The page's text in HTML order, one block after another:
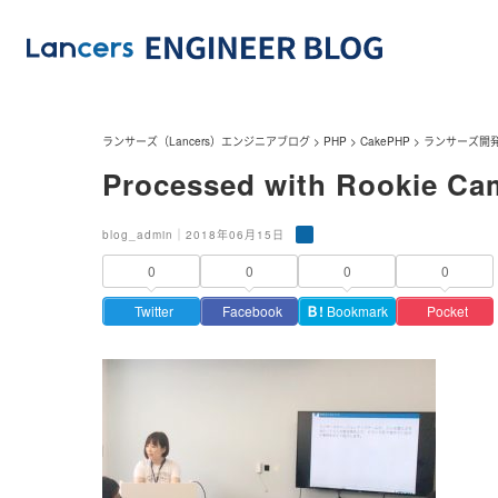
ランサーズ（Lancers）エンジニアブログ > PHP > CakePHP > ランサーズ開
Processed with Rookie
blog_admin｜2018年06月15日
0
Twitter
0
Facebook
0
Ｂ! Bookmark
0
Pocket